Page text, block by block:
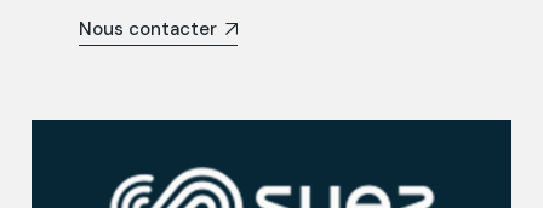
Nous contacter